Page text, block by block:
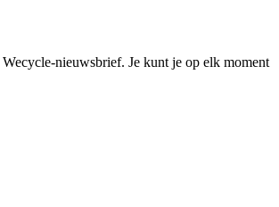
nieuwsbrief. Je kunt je op elk moment